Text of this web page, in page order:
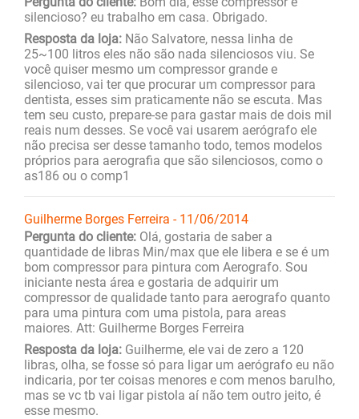
silencioso? eu trabalho em casa. Obrigado.
Resposta da loja: Não Salvatore, nessa linha de
25~100 litros eles não são nada silenciosos viu. Se
você quiser mesmo um compressor grande e
silencioso, vai ter que procurar um compressor para
dentista, esses sim praticamente não se escuta. Mas
tem seu custo, prepare-se para gastar mais de dois mil
reais num desses. Se você vai usarem aerógrafo ele
não precisa ser desse tamanho todo, temos modelos
próprios para aerografia que são silenciosos, como o
as186 ou o comp1
Guilherme Borges Ferreira - 11/06/2014
Pergunta do cliente: Olá, gostaria de saber a
quantidade de libras Min/max que ele libera e se é um
bom compressor para pintura com Aerografo. Sou
iniciante nesta área e gostaria de adquirir um
compressor de qualidade tanto para aerografo quanto
para uma pintura com uma pistola, para areas
maiores. Att: Guilherme Borges Ferreira
Resposta da loja: Guilherme, ele vai de zero a 120
libras, olha, se fosse só para ligar um aerógrafo eu não
indicaria, por ter coisas menores e com menos barulho,
mas se vc tb vai ligar pistola aí não tem outro jeito, é
esse mesmo.